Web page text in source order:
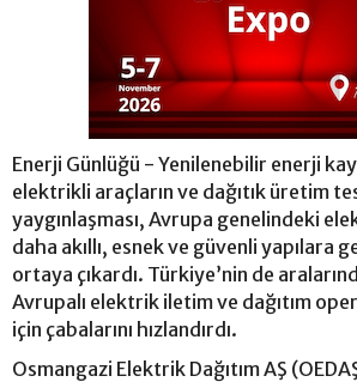
Enerji Günlüğü - Yenilenebilir enerji
elektrikli araçların ve dağıtık üretim
yaygınlaşması, Avrupa genelindeki
daha akıllı, esnek ve güvenli yapılara
ortaya çıkardı. Türkiye’nin de
Avrupalı elektrik iletim ve dağıtım
için çabalarını hızlandırdı.
Osmangazi Elektrik Dağıtım AŞ